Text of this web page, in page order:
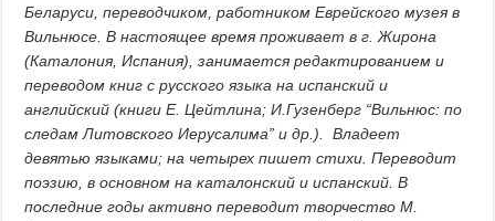
Беларуси, переводчиком, работником Еврейского музея в
Вильнюсе. В настоящее время проживает в г. Жирона
(Каталония, Испания), занимается редактированием и
переводом книг с русского языка на испанский и
английский (книги Е. Цейтлина; И.Гузенберг “Вильнюс: по
следам Литовского Иерусалима” и др.). Владеет
девятью языками; на четырех пишет стихи. Переводит
поэзию, в основном на каталонский и испанский. В
последние годы активно переводит творчество М.